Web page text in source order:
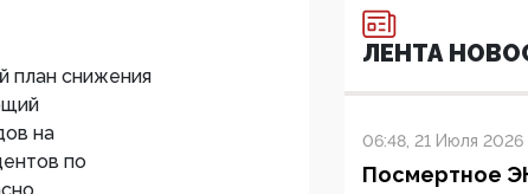
план снижения
на
по
ЛЕНТА
06:48, 21 Июля 2026
Посмертное